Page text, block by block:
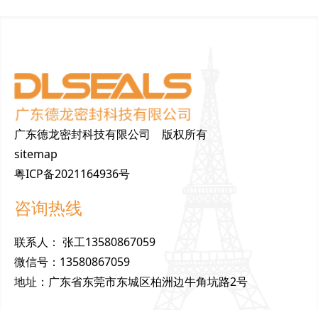
广东德龙密封科技有限公司 版权所有
sitemap
粤ICP备2021164936号
咨询热线
联系人 ： 张工13580867059
微信号 ： 13580867059
地址 ： 广东省东莞市东城区柏洲边牛角坑路2号